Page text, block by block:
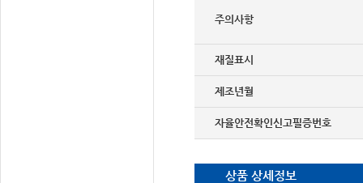
주의사항
재질표시
제조년월
자율안전확인신고필증번호
상품 상세정보